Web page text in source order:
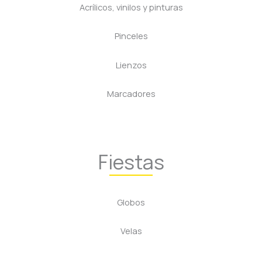
Acrílicos, vinilos y pinturas
Pinceles
Lienzos
Marcadores
Fiestas
Globos
Velas